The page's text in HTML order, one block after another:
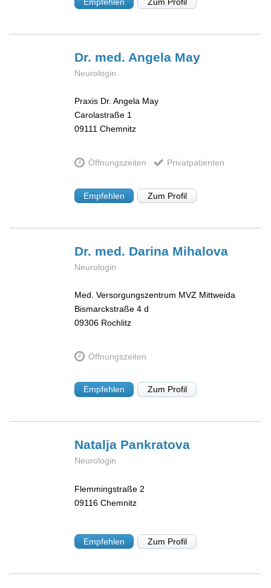
Dr. med. Angela May
Neurologin
Praxis Dr. Angela May
Carolastraße 1
09111 Chemnitz
Öffnungszeiten Privatpatienten
Empfehlen Zum Profil
Dr. med. Darina Mihalova
Neurologin
Med. Versorgungszentrum MVZ Mittweida
Bismarckstraße 4 d
09306 Rochlitz
Öffnungszeiten
Empfehlen Zum Profil
Natalja Pankratova
Neurologin
Flemmingstraße 2
09116 Chemnitz
Empfehlen Zum Profil